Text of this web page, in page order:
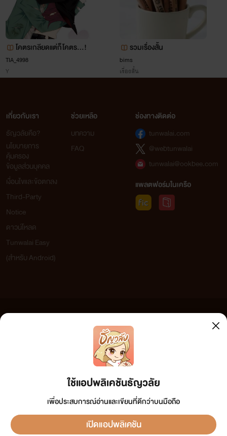
โคตรเกลียดแต่ก็โคตร...!
TIA_4998
Y
รวมเรื่องสั้น
bims
เรื่องสั้น
ใช้แอปพลิเคชันธัญวลัย
เพื่อประสบการณ์อ่านและเขียนที่ดีกว่าบนมือถือ
เปิดแอปพลิเคชัน
เกี่ยวกับเรา
ธัญวลัยคือ?
นโยบายการ
คุ้มครอง
ข้อมูลส่วนบุคคล
เงื่อนไขและข้อตกลง
Third-Party
Notice
ดาวน์โหลด
Tunwalai Easy
(สำหรับ Android)
ช่วยเหลือ
บทความ
FAQ
ช่องทางติดต่อ
tunwalai.com
@webtunwalai
tunwalai@ookbee.com
แพลตฟอร์มในเครือ
เว็บไซต์แห่งนี้ไม่ได้เห็นด้วยและไม่ขอรับผิดชอบต่อข้อความใดๆ ทั้งสิ้น ดังนั้นผู้อ่านทุกท่านโปรดใช้
วิจารณญาณในการกลั่นกรองด้วยตนเอง และหากท่านพบข้อความใดๆ ที่ขัดต่อกฎหมายและศีลธรรม
กรุณาแจ้งมาที่ tunwalai@ookbee.com เพื่อทีมงานจะได้ดำเนินการในทันที ทั้งนี้ ทางเว็บไซต์ขอสงวน
ลิขสิทธิ์ตามพระราชบัญญัติลิขสิทธิ์ (ฉบับเพิ่มเติม) พ.ศ.2558